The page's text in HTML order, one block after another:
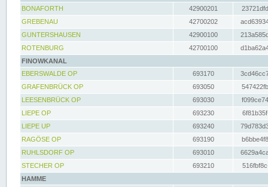
BONAFORTH
42900201
GREBENAU
42700202
GUNTERSHAUSEN
42900100
ROTENBURG
42700100
FINOWKANAL
EBERSWALDE OP
693170
GRAFENBRÜCK OP
693050
LEESENBRÜCK OP
693030
LIEPE OP
693230
LIEPE UP
693240
RAGÖSE OP
693190
RUHLSDORF OP
693010
STECHER OP
693210
HAMME